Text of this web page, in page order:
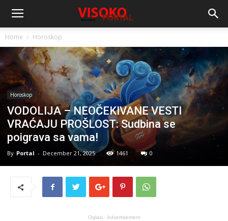
Home Horoskop
Horoskop
VODOLIJA – NEOČEKIVANE VESTI
VRAĆAJU PROŠLOST: Sudbina se
poigrava sa vama!
By Portal - December 21, 2025 1461 0
Oglasi - Advertisement